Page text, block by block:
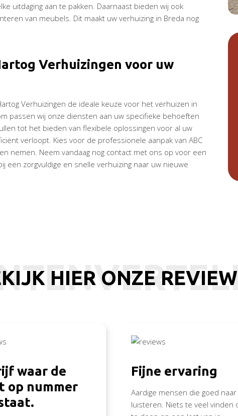
uitdaging aan te pakken. Daarnaast bieden wij ook
van meubels. Dit maakt uw verhuizing in Breda nog
Verhuizingen voor uw
Verhuizingen de ideale keuze voor het verhuizen in
passen wij onze diensten aan uw specifieke behoeften
tot het bieden van flexibele oplossingen voor al uw
verloopt. Kies voor de professionele aanpak van ABC
nemen. Neem vandaag nog contact met ons op voor een
zorgvuldige en snelle verhuizing naar uw nieuwe
HIER ONZE
waar de
op nummer
Fijne ervaring
Aardige mensen die goed naar
luisteren. Niets te veel vinden